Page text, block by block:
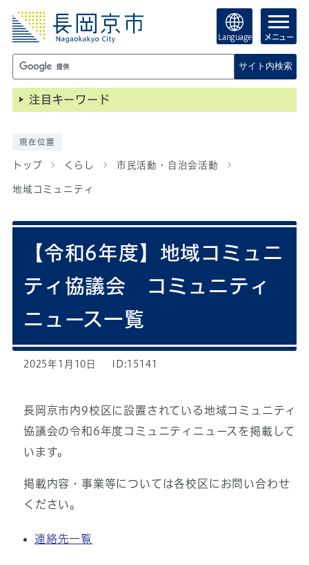
Language メニュー
サイト内検索
注目キーワード
現在位置
トップ くらし 市民活動・自治会活動
地域コミュニティ
【令和6年度】地域コミュニ
ティ協議会 コミュニティ
ニュース一覧
2025年1月10日 ID:15141
長岡京市内9校区に設置されている地域コミュニティ
協議会の令和6年度コミュニティニュースを掲載して
います。
掲載内容・事業等については各校区にお問い合わせ
ください。
連絡先一覧